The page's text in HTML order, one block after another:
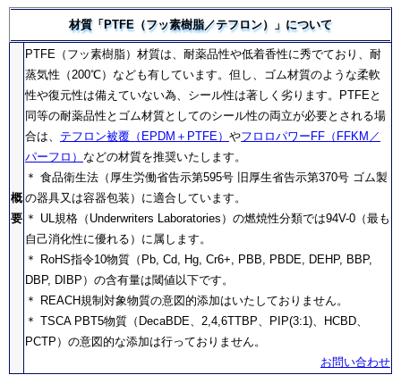
材質「PTFE（フッ素樹脂／テフロン）」について
概
要
PTFE（フッ素樹脂）材質は、耐薬品性や低着香性に秀でており、耐
蒸気性（200℃）なども有しています。但し、ゴム材質のような柔軟
性や復元性は備えていない為、シール性は著しく劣ります。PTFEと
同等の耐薬品性とゴム材質としてのシール性の両立が必要とされる場
合は、 テフロン被覆（EPDM＋PTFE） やフロロパワーFF（FFKM／
パーフロ） などの材質を推奨いたします。
＊ 食品衛生法（厚生労働省告示第595号 旧厚生省告示第370号 ゴム製
の器具又は容器包装）に適合しています。
＊ UL規格（Underwriters Laboratories）の燃焼性分類では94V-0（最も
自己消化性に優れる）に属します。
＊ RoHS指令10物質（Pb, Cd, Hg, Cr6+, PBB, PBDE, DEHP, BBP,
DBP, DIBP）の含有量は閾値以下です。
＊ REACH規制対象物質の意図的添加はいたしておりません。
＊ TSCA PBT5物質（DecaBDE、2,4,6TTBP、PIP(3:1)、HCBD、
PCTP）の意図的な添加は行っておりません。
お問い合わせ